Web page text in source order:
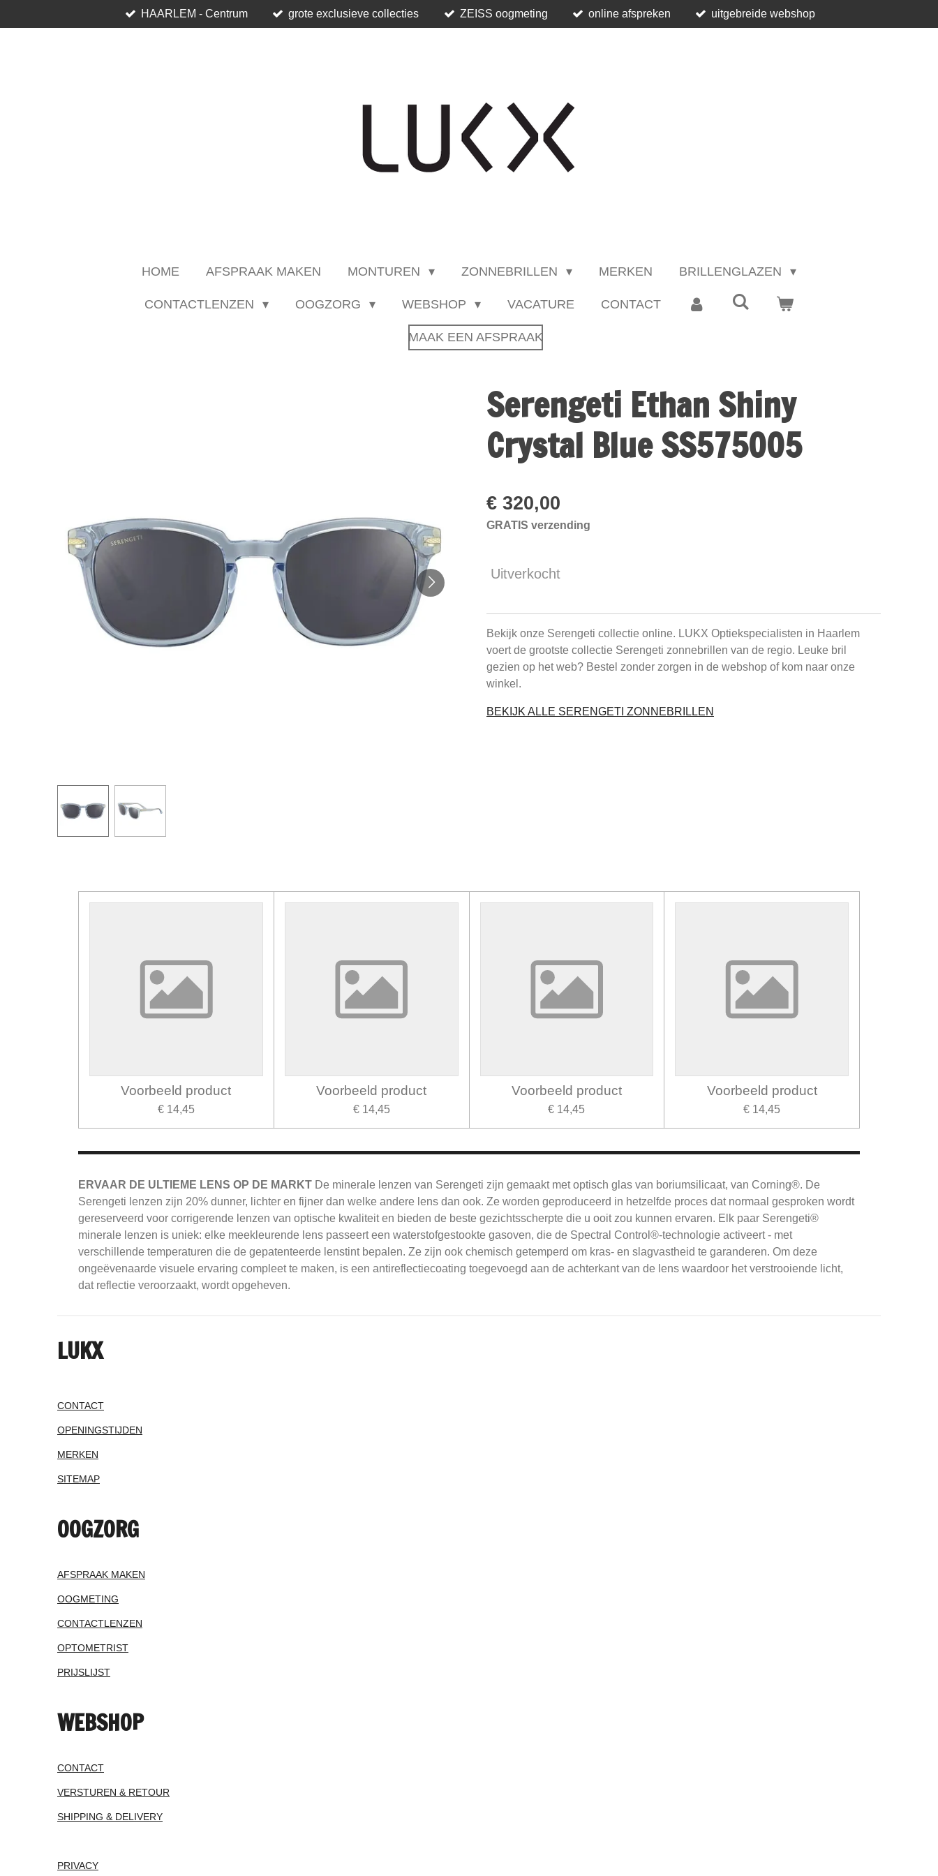
direct
HAARLEM - Centrum grote exclusieve collecties ZEISS oogmeting online afspreken uitgebreide webshop
HOME AFSPRAAK MAKEN MONTUREN ZONNEBRILLEN MERKEN BRILLENGLAZEN
CONTACTLENZEN OOGZORG WEBSHOP VACATURE CONTACT
MAAK EEN AFSPRAAK
Serengeti Ethan Shiny
Crystal Blue SS575005
€ 320,00
GRATIS verzending
Uitverkocht
Bekijk onze Serengeti collectie online. LUKX Optiekspecialisten in Haarlem
voert de grootste collectie Serengeti zonnebrillen van de regio. Leuke bril
gezien op het web? Bestel zonder zorgen in de webshop of kom naar onze
winkel.
BEKIJK ALLE SERENGETI ZONNEBRILLEN
Voorbeeld product
€ 14,45
Voorbeeld product
€ 14,45
Voorbeeld product
€ 14,45
Voorbeeld product
€ 14,45
ERVAAR DE ULTIEME LENS OP DE MARKT De minerale lenzen van Serengeti zijn gemaakt met optisch glas van boriumsilicaat, van Corning®. De
Serengeti lenzen zijn 20% dunner, lichter en fijner dan welke andere lens dan ook. Ze worden geproduceerd in hetzelfde proces dat normaal gesproken wordt
gereserveerd voor corrigerende lenzen van optische kwaliteit en bieden de beste gezichtsscherpte die u ooit zou kunnen ervaren. Elk paar Serengeti®
minerale lenzen is uniek: elke meekleurende lens passeert een waterstofgestookte gasoven, die de Spectral Control®-technologie activeert - met
verschillende temperaturen die de gepatenteerde lenstint bepalen. Ze zijn ook chemisch getemperd om kras- en slagvastheid te garanderen. Om deze
ongeëvenaarde visuele ervaring compleet te maken, is een antireflectiecoating toegevoegd aan de achterkant van de lens waardoor het verstrooiende licht,
dat reflectie veroorzaakt, wordt opgeheven.
LUKX
CONTACT
OPENINGSTIJDEN
MERKEN
SITEMAP
OOGZORG
AFSPRAAK MAKEN
OOGMETING
CONTACTLENZEN
OPTOMETRIST
PRIJSLIJST
WEBSHOP
CONTACT
VERSTUREN & RETOUR
SHIPPING & DELIVERY
PRIVACY